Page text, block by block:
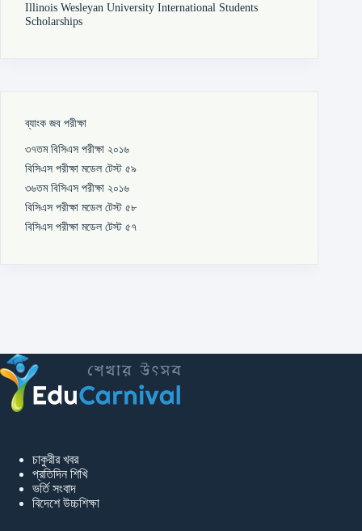
Illinois Wesleyan University International Students
Scholarships
ব্যাংক জব পরীক্ষা
৩৭তম বিসিএস পরীক্ষা ২০১৬
বিসিএস পরীক্ষা মডেল টেস্ট ৫৯
৩৬তম বিসিএস পরীক্ষা ২০১৬
বিসিএস পরীক্ষা মডেল টেস্ট ৫৮
বিসিএস পরীক্ষা মডেল টেস্ট ৫৭
চাকুরীর খবর
প্রতিদিন শিখি
ভর্তি সংবাদ
বিদেশে উচ্চশিক্ষা